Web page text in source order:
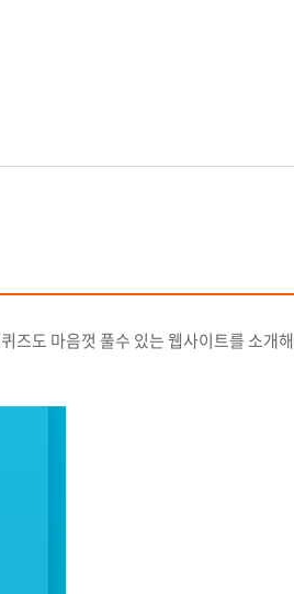
즈도 마음껏 풀수 있는 웹사이트를 소개해